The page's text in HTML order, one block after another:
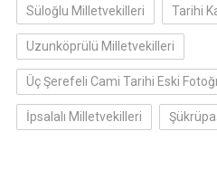
Süloğlu Milletvekilleri Tarihi
Uzunköprülü Milletvekilleri
Üç Şerefeli Cami Tarihi Eski
İpsalalı Milletvekilleri